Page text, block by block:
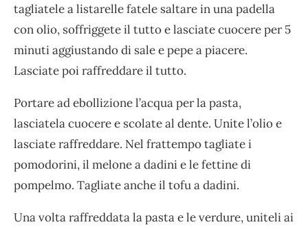
tagliatele a listarelle fatele saltare in una padella
con olio, soffriggete il tutto e lasciate cuocere per 5
minuti aggiustando di sale e pepe a piacere.
Lasciate poi raffreddare il tutto.
Portare ad ebollizione l’acqua per la pasta,
lasciatela cuocere e scolate al dente. Unite l’olio e
lasciate raffreddare. Nel frattempo tagliate i
pomodorini, il melone a dadini e le fettine di
pompelmo. Tagliate anche il tofu a dadini.
Una volta raffreddata la pasta e le verdure, uniteli ai